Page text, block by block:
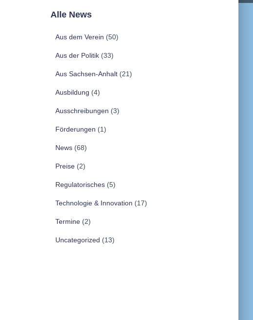
Alle News
Aus dem Verein (50)
Aus der Politik(33)
Aus Sachsen-Anhalt(21)
Ausbildung (4)
Ausschreibungen (3)
Förderungen (1)
News(68)
Preise(2)
Regulatorisches(5)
Technologie & Innovation (17)
Termine(2)
Uncategorized (13)